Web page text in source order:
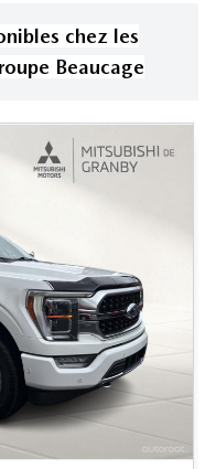
s chez les
Beaucage